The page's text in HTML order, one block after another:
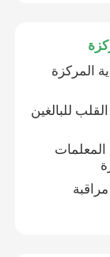
المركزة
للبالغين
المعلمات